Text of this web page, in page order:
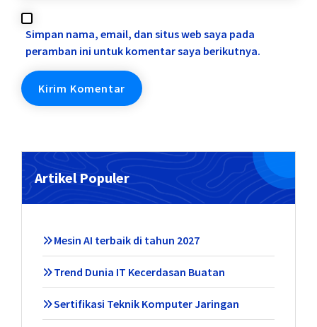
Simpan nama, email, dan situs web saya pada
peramban ini untuk komentar saya berikutnya.
Artikel Populer
Mesin AI terbaik di tahun 2027
Trend Dunia IT Kecerdasan Buatan
Sertifikasi Teknik Komputer Jaringan